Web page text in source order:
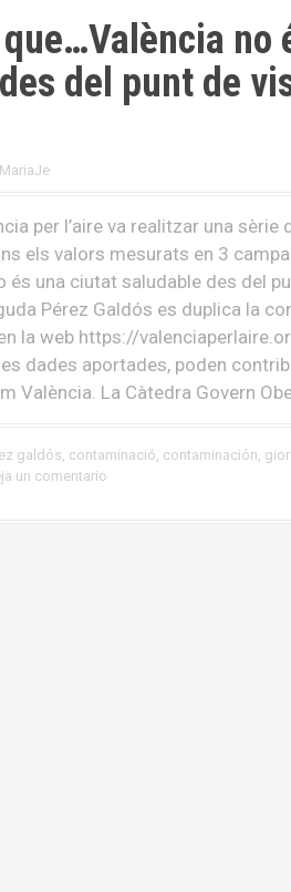
no
del punt de
MariaJe
per l’aire va realitzar una sèrie
els valors mesurats en 3
és una ciutat saludable des del
Pérez Galdós es duplica la
la web https://
les dades aportades, poden
València. La Càtedra Govern
galdós, contaminació, contaminación,
un comentario